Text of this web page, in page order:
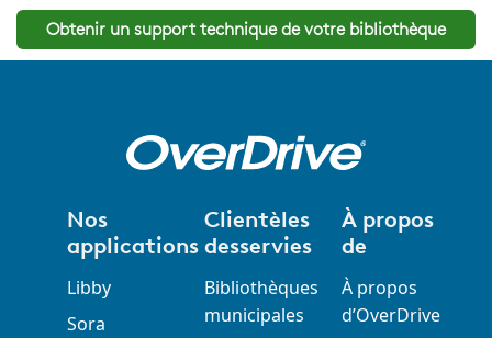
Obtenir un support technique de votre bibliothèque
Nos
applications
Libby
Sora
Clientèles
desservies
Bibliothèques
municipales
À propos
de
À propos
d’OverDrive